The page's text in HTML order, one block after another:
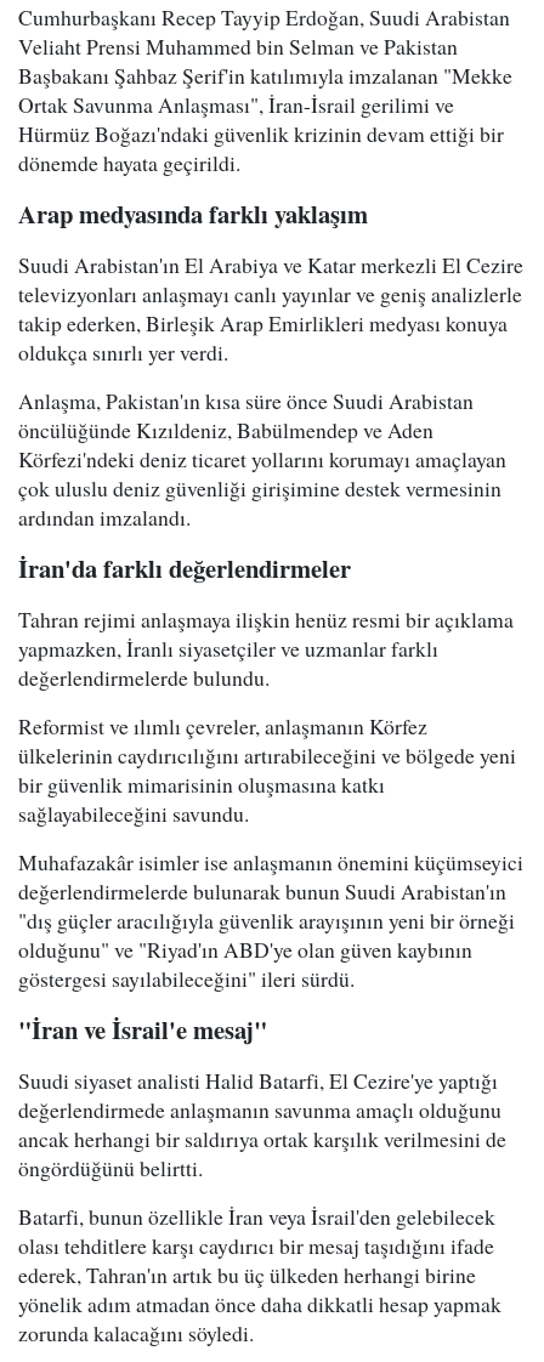
Cumhurbaşkanı Recep Tayyip Erdoğan, Suudi Arabistan
Veliaht Prensi Muhammed bin Selman ve Pakistan
Başbakanı Şahbaz Şerif'in katılımıyla imzalanan "Mekke
Ortak Savunma Anlaşması", İran-İsrail gerilimi ve
Hürmüz Boğazı'ndaki güvenlik krizinin devam ettiği bir
dönemde hayata geçirildi.
Arap medyasında farklı yaklaşım
Suudi Arabistan'ın El Arabiya ve Katar merkezli El Cezire
televizyonları anlaşmayı canlı yayınlar ve geniş analizlerle
takip ederken, Birleşik Arap Emirlikleri medyası konuya
oldukça sınırlı yer verdi.
Anlaşma, Pakistan'ın kısa süre önce Suudi Arabistan
öncülüğünde Kızıldeniz, Babülmendep ve Aden
Körfezi'ndeki deniz ticaret yollarını korumayı amaçlayan
çok uluslu deniz güvenliği girişimine destek vermesinin
ardından imzalandı.
İran'da farklı değerlendirmeler
Tahran rejimi anlaşmaya ilişkin henüz resmi bir açıklama
yapmazken, İranlı siyasetçiler ve uzmanlar farklı
değerlendirmelerde bulundu.
Reformist ve ılımlı çevreler, anlaşmanın Körfez
ülkelerinin caydırıcılığını artırabileceğini ve bölgede yeni
bir güvenlik mimarisinin oluşmasına katkı
sağlayabileceğini savundu.
Muhafazakâr isimler ise anlaşmanın önemini küçümseyici
değerlendirmelerde bulunarak bunun Suudi Arabistan'ın
"dış güçler aracılığıyla güvenlik arayışının yeni bir örneği
olduğunu" ve "Riyad'ın ABD'ye olan güven kaybının
göstergesi sayılabileceğini" ileri sürdü.
"İran ve İsrail'e mesaj"
Suudi siyaset analisti Halid Batarfi, El Cezire'ye yaptığı
değerlendirmede anlaşmanın savunma amaçlı olduğunu
ancak herhangi bir saldırıya ortak karşılık verilmesini de
öngördüğünü belirtti.
Batarfi, bunun özellikle İran veya İsrail'den gelebilecek
olası tehditlere karşı caydırıcı bir mesaj taşıdığını ifade
ederek, Tahran'ın artık bu üç ülkeden herhangi birine
yönelik adım atmadan önce daha dikkatli hesap yapmak
zorunda kalacağını söyledi.